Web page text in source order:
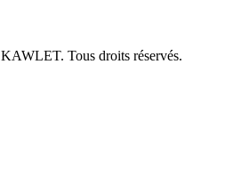
KAWLET. Tous droits réservés.